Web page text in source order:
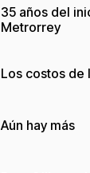
35 años del
Metrorrey
Los costos de
Aún hay más